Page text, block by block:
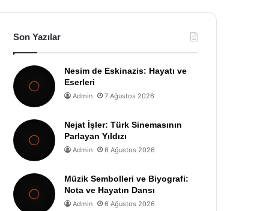
Son Yazılar
Nesim de Eskinazis: Hayatı ve
Eserleri
Admin 7 Ağustos 2026
Nejat İşler: Türk Sinemasının
Parlayan Yıldızı
Admin 6 Ağustos 2026
Müzik Sembolleri ve Biyografi:
Nota ve Hayatın Dansı
Admin 6 Ağustos 2026